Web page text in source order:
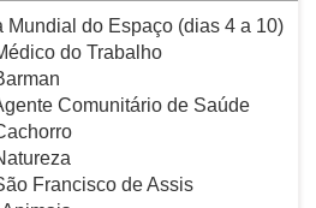
Mundial do Espaço (dias 4 a 10)
do Trabalho
Comunitário de Saúde
Francisco de Assis